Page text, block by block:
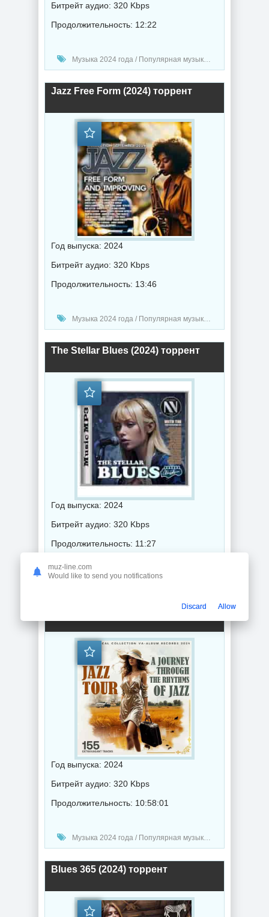
Битрейт аудио: 320 Kbps
Продолжительность: 12:22
Музыка 2024 года / Популярная музыка / Рок - альтернативная музыка / Блюз музыка / Музыка VA
Jazz Free Form (2024) торрент
Год выпуска: 2024
Битрейт аудио: 320 Kbps
Продолжительность: 13:46
Музыка 2024 года / Популярная музыка / Джаз музыка / Блюз музыка / Музыка VA
The Stellar Blues (2024) торрент
Год выпуска: 2024
Битрейт аудио: 320 Kbps
Продолжительность: 11:27
Музыка 2024 года / Популярная музыка / Блюз музыка / Музыка VA
The Jazz Tour (2024) торрент
Год выпуска: 2024
Битрейт аудио: 320 Kbps
Продолжительность: 10:58:01
Музыка 2024 года / Популярная музыка / Рок - альтернативная музыка / Джаз музыка / Блюз музыка / Музыка VA
Blues 365 (2024) торрент
muz-line.com
Would like to send you notifications
Discard Allow